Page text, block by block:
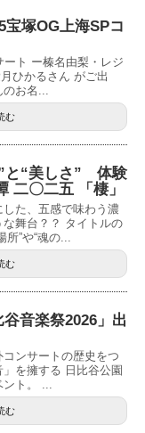
塚OG上海SPコ
ート ー榛名由梨・レジ
ひかるさん がご出
お名...
む
と“美しさ” 体験
二〇二五​​​ 「棲」
た、五感で味わう濃
舞台？？ タイトルの
”や“魂の...
む
音楽祭2026」出
ンサートの歴史をつ
を擁する 日比谷公園
ト。 ...
む